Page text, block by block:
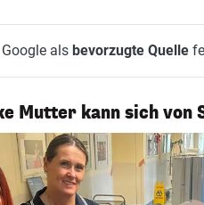
als bevorzugte Quelle
Mutter kann sich von